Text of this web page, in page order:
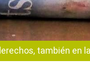
también en